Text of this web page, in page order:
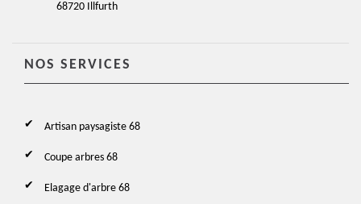
68720 Illfurth
NOS SERVICES
Artisan paysagiste 68
Coupe arbres 68
Elagage d'arbre 68